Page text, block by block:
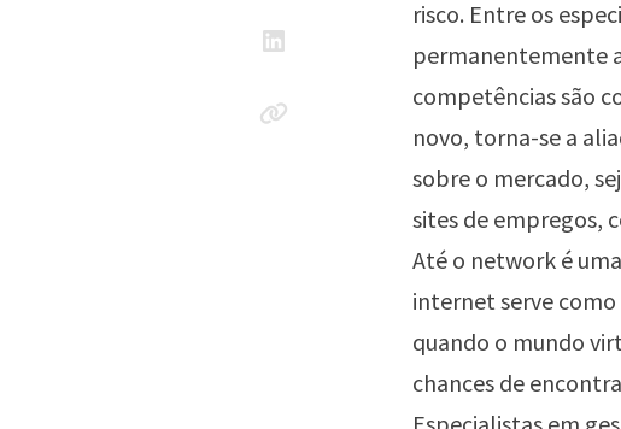
risco. Entre os
permanentemente
competências são
novo, torna-se a
sobre o mercado,
sites de empregos,
Até o network é
internet serve
quando o mundo
chances de